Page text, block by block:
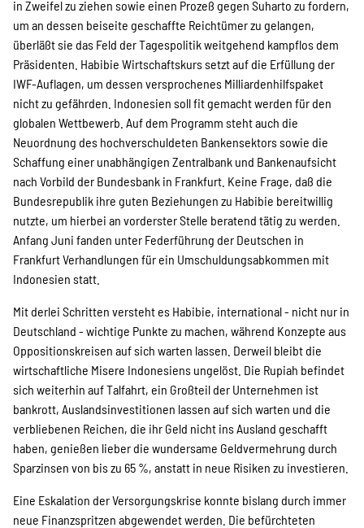
in Zweifel zu ziehen sowie einen Prozeß gegen Suharto zu fordern,
um an dessen beiseite geschaffte Reichtümer zu gelangen,
überläßt sie das Feld der Tagespolitik weitgehend kampflos dem
Präsidenten. Habibie Wirtschaftskurs setzt auf die Erfüllung der
IWF-Auflagen, um dessen versprochenes Milliardenhilfspaket
nicht zu gefährden. Indonesien soll fit gemacht werden für den
globalen Wettbewerb. Auf dem Programm steht auch die
Neuordnung des hochverschuldeten Bankensektors sowie die
Schaffung einer unabhängigen Zentralbank und Bankenaufsicht
nach Vorbild der Bundesbank in Frankfurt. Keine Frage, daß die
Bundesrepublik ihre guten Beziehungen zu Habibie bereitwillig
nutzte, um hierbei an vorderster Stelle beratend tätig zu werden.
Anfang Juni fanden unter Federführung der Deutschen in
Frankfurt Verhandlungen für ein Umschuldungsabkommen mit
Indonesien statt.
Mit derlei Schritten versteht es Habibie, international - nicht nur in
Deutschland - wichtige Punkte zu machen, während Konzepte aus
Oppositionskreisen auf sich warten lassen. Derweil bleibt die
wirtschaftliche Misere Indonesiens ungelöst. Die Rupiah befindet
sich weiterhin auf Talfahrt, ein Großteil der Unternehmen ist
bankrott, Auslandsinvestitionen lassen auf sich warten und die
verbliebenen Reichen, die ihr Geld nicht ins Ausland geschafft
haben, genießen lieber die wundersame Geldvermehrung durch
Sparzinsen von bis zu 65 %, anstatt in neue Risiken zu investieren.
Eine Eskalation der Versorgungskrise konnte bislang durch immer
neue Finanzspritzen abgewendet werden. Die befürchteten